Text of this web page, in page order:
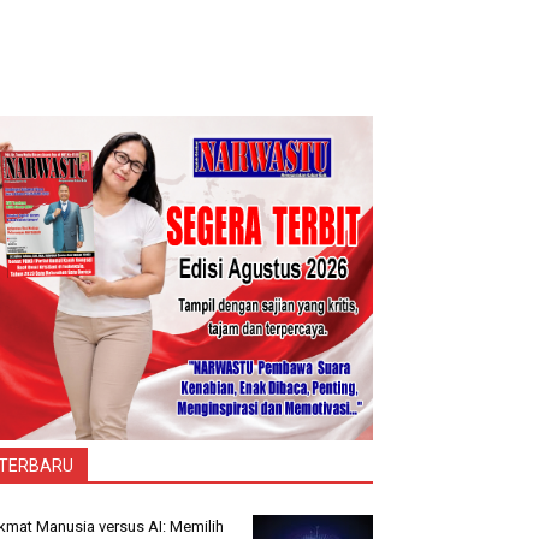
Manusia versus AI: Memilih